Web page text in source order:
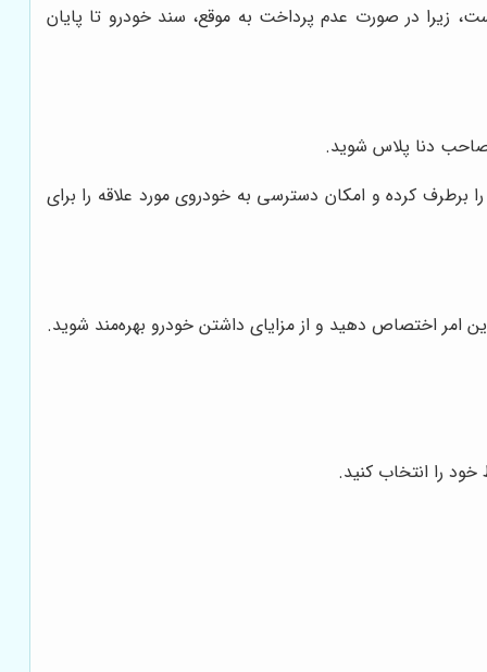
زیرا در صورت عدم پرداخت به موقع، سند خودرو تا پایان
صاحب دنا پلاس شوید.
برطرف کرده و امکان دسترسی به خودروی مورد علاقه را برای
امر اختصاص دهید و از مزایای داشتن خودرو بهره‌مند شوید.
را انتخاب کنید.